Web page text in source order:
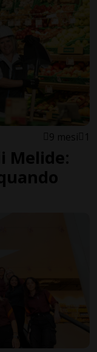
9 mesi 1
Melide: